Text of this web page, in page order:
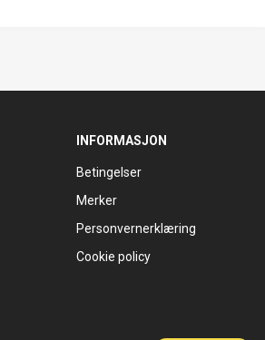
INFORMASJON
Betingelser
Merker
Personvernerklæring
Cookie policy